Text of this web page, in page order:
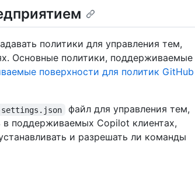
политики для управления тем,
Основные политики, поддерживаемые
поверхности для политик GitHub
settings.json
файл для управления тем,
в поддерживаемых Copilot клиентах,
и разрешать ли команды